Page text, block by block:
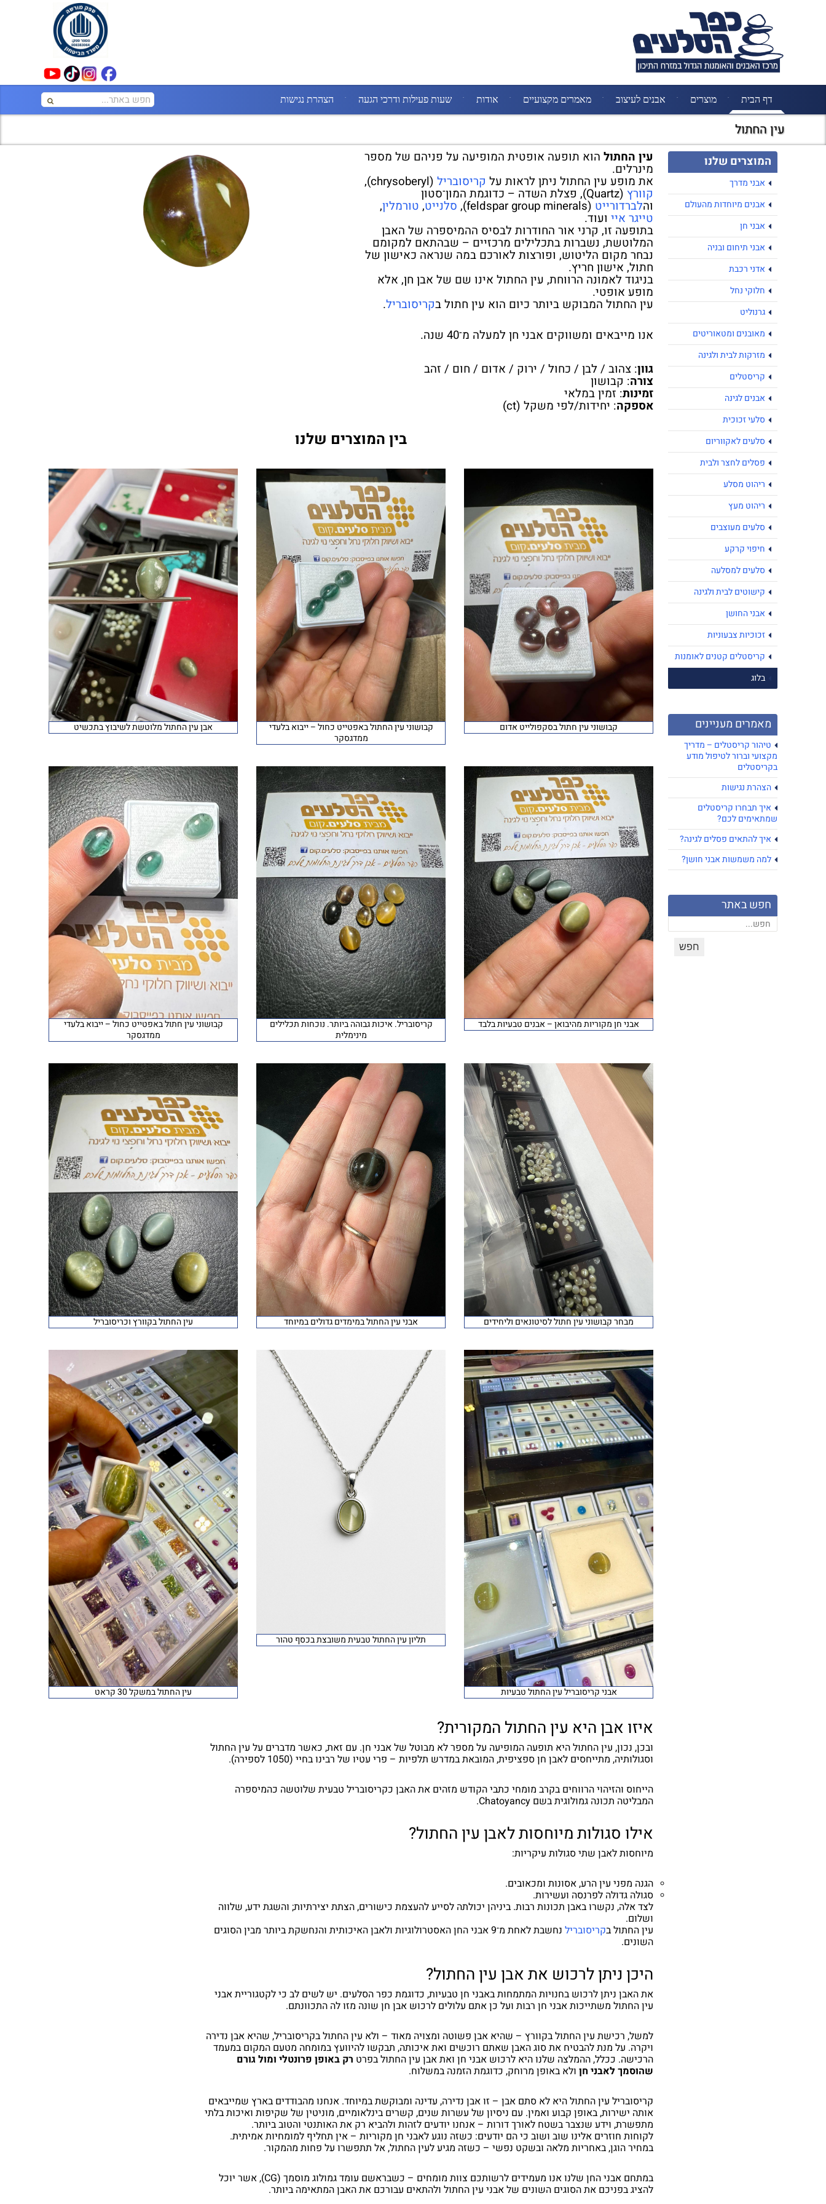
דף הבית מוצרים אבנים לעיצוב מאמרים מקצועיים אודות שעות פעילות ודרכי הגעה הצהרת נגישות
עין החתול
המוצרים שלנו
אבני מדרך
אבנים מיוחדות מהעולם
אבני חן
אבני תיחום ובניה
אדני רכבת
חלוקי נחל
גרנוליט
מאובנים ומטאוריטים
מזרקות לבית ולגינה
קריסטלים
אבנים לגינה
סלעי זכוכית
סלעים לאקווריום
פסלים לחצר ולבית
ריהוט מסלע
ריהוט מעץ
סלעים מעוצבים
חיפוי קרקע
סלעים למסלעה
קישוטים לבית ולגינה
אבני החושן
זכוכיות צבעוניות
קריסטלים קטנים לאומנות
בלוג
מאמרים מעניינים
טיהור קריסטלים – מדריך
מקצועי וברור לטיפול מודע
בקריסטלים
הצהרת נגישות
איך תבחרו קריסטלים
שמתאימים לכם?
איך להתאים פסלים לגינה?
למה משמשות אבני חושן?
חפש באתר
עין החתולהוא תופעה אופטית המופיעה על פניהם של מספר
מינרלים.
את מופע עין החתול ניתן לראות על קריסובריל(chrysoberyl),
קוורץ (Quartz), פצלת השדה – כדוגמת המון־סטון
והלברדורייט (feldspar group minerals), סלנייט, טורמלין,
טייגר אייועוד.
בתופעה זו, קרני אור החודרות לבסיס ההמיספרה של האבן
המלוטשת, נשברות בתכלילים מרכזיים – שבהתאם למקומם
נבחר מקום הליטוש, ופורצות לאורכם במה שנראה כאישון של
חתול, אישון חריץ.
בניגוד לאמונה הרווחת, עין החתול אינו שם של אבן חן, אלא
מופע אופטי.
עין החתול המבוקש ביותר כיום הוא עין חתול בקריסובריל.
אנו מייבאים ומשווקים אבני חן למעלה מ־40 שנה.
גוון: צהוב / לבן / כחול / ירוק / אדום / חום / זהב
צורה: קבושון
זמינות: זמין במלאי
אספקה: יחידות/לפי משקל (ct)
בין המוצרים שלנו
אבן עין החתול מלוטשת לשיבוץ בתכשיט
קבושוני עין החתול באפטייט כחול – ייבוא בלעדי
ממדגסקר
קבושוני עין חתול בסקפולייט אדום
קבושוני עין חתול באפטייט כחול – ייבוא בלעדי
ממדגסקר
קריסובריל. איכות גבוהה ביותר. נוכחות תכלילים
מינימלית
אבני חן מקוריות מהיבואן – אבנים טבעיות בלבד
עין החתול בקוורץ וכריסובריל אבני עין החתול במימדים גדולים במיוחד מבחר קבושוני עין חתול לסיטונאים וליחידים
עין החתול במשקל 30 קראט
תליון עין החתול טבעית משובצת בכסף טהור
אבני קריסובריל עין החתול טבעיות
איזו אבן היא עין החתול המקורית?
ובכן, נכון, עין החתול היא תופעה המופיעה על מספר לא מבוטל של אבני חן. עם זאת, כאשר מדברים על עין החתול
וסגולותיה, מתייחסים לאבן חן ספציפית, המובאת במדרש תלפיות – פרי עטיו של רבינו בחיי (1050 לספירה).
הייחוס והזיהוי הרווחים בקרב מומחי כתבי הקודש מזהים את האבן כקריסובריל טבעית שלוטשה כהמיספרה
המבליטה תכונה גמולוגית בשם Chatoyancy.
אילו סגולות מיוחסות לאבן עין החתול?
מיוחסות לאבן שתי סגולות עיקריות:
הגנה מפני עין הרע, אסונות ומכאובים.
סגולה גדולה לפרנסה ועשירות.
לצד אלה, נקשרו באבן תכונות רבות. ביניהן יכולתה לסייע להעצמת כישורים, הצתת יצירתיות; והשגת ידע, שלווה
ושלום.
עין החתול בקריסובריל נחשבת לאחת מ־9 אבני החן האסטרולוגיות ולאבן האיכותית והנחשקת ביותר מבין הסוגים
השונים.
היכן ניתן לרכוש את אבן עין החתול?
את האבן ניתן לרכוש בחנויות המתמחות באבני חן טבעיות, כדוגמת כפר הסלעים. יש לשים לב כי לקטגוריית אבני
עין החתול משתייכות אבני חן רבות ועל כן אתם עלולים לרכוש אבן חן שונה מזו לה התכוונתם.
למשל, רכישת עין החתול בקוורץ – שהיא אבן פשוטה ומצויה מאוד – ולא עין החתול בקריסובריל, שהיא אבן נדירה
ויקרה. על מנת להבטיח את סוג האבן שאתם רוכשים ואת איכותה, תבקשו להיוועץ במומחה מטעם המקום במעמד
הרכישה. ככלל, ההמלצה שלנו היא לרכוש אבני חן ואת אבן עין החתול בפרט רק באופן פרונטלי ומול גורם
שהוסמך לאבני חןולא באופן מרוחק, כדוגמת הזמנה במשלוח.
קריסובריל עין החתול היא לא סתם אבן – זו אבן נדירה, עדינה ומבוקשת במיוחד. אנחנו מהבודדים בארץ שמייבאים
אותה ישירות, באופן קבוע ואמין. עם ניסיון של עשרות שנים, קשרים בינלאומיים, מוניטין של שקיפות ואיכות בלתי
מתפשרת, וידע שנצבר בשטח לאורך דורות – אנחנו יודעים לזהות ולהביא רק את האותנטי והטוב ביותר.
לקוחות חוזרים אלינו שוב ושוב כי הם יודעים: כשזה נוגע לאבני חן מקוריות – אין תחליף למומחיות אמיתית.
במחיר הוגן, באחריות מלאה ובשקט נפשי – כשזה מגיע לעין החתול, אל תתפשרו על פחות מהמקור.
במתחם אבני החן שלנו אנו מעמידים לרשותכם צוות מומחים – כשבראשם עומד גמולוג מוסמך (CG), אשר יוכל
להציג בפניכם את הסוגים השונים של אבני עין החתול ולהתאים עבורכם את האבן המתאימה ביותר.